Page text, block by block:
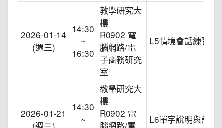
2026-01-14
(週三)
14:30
~
16:30
教學研究大
樓
R0902 電
腦網路/電
子商務研究
室
L5情境會話練習
2026-01-21
(週三)
14:30
~
教學研究大
樓
R0902 電
腦網路/電
L6單字說明與記憶